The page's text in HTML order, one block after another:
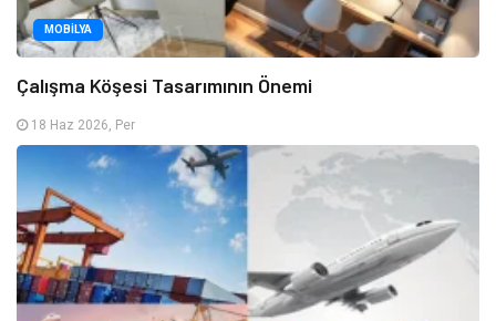
MOBILYA
Çalışma Köşesi Tasarımının Önemi
18 Haz 2026, Per